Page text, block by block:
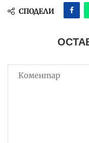
СПОДЕЛИ